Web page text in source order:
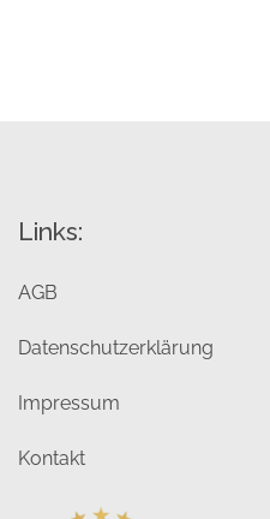
Links:
AGB
Datenschutzerklärung
Impressum
Kontakt